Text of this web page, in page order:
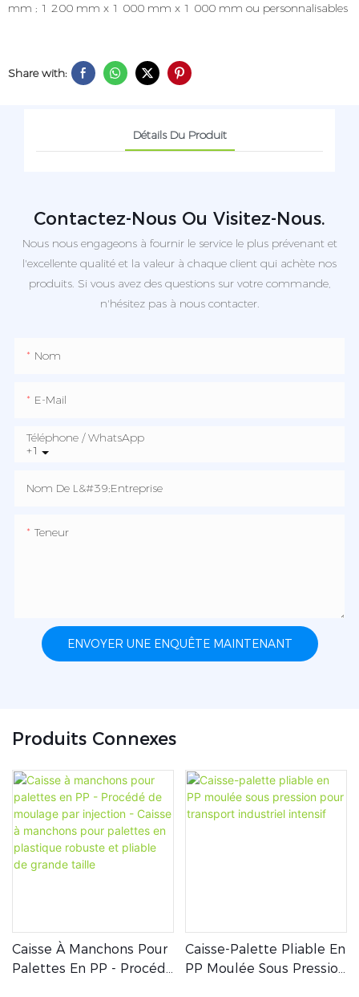
mm ; 1 200 mm x 1 000 mm x 1 000 mm ou personnalisables
Share with:
Détails Du Produit
Contactez-Nous Ou Visitez-Nous.
Nous nous engageons à fournir le service le plus prévenant et
l'excellente qualité et la valeur à chaque client qui achète nos
produits. Si vous avez des questions sur votre commande,
n'hésitez pas à nous contacter.
Nom
E-Mail
+1
Téléphone / WhatsApp
Nom De L&#39;entreprise
Teneur
ENVOYER UNE ENQUÊTE MAINTENANT
Produits Connexes
Caisse À Manchons Pour
Palettes En PP - Procédé
Caisse-Palette Pliable En
PP Moulée Sous Pression